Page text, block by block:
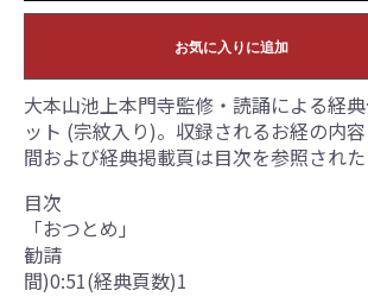
お気に入りに追加
大本山池上本門寺監修・読誦による経
ット (宗紋入り)。収録されるお経の内
間および経典掲載頁は目次を参照された
目次
「おつとめ」
勧請 (収
間)0:51(経典頁数)1